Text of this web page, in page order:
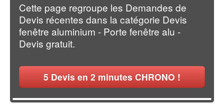
Cette page regroupe les Demandes de
Devis récentes dans la catégorie Devis
fenêtre aluminium - Porte fenêtre alu -
Devis gratuit.
5 Devis en 2 minutes CHRONO !